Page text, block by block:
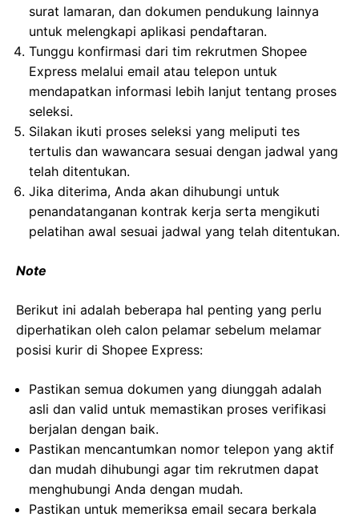
surat lamaran, dan dokumen pendukung lainnya
untuk melengkapi aplikasi pendaftaran.
Tunggu konfirmasi dari tim rekrutmen Shopee
Express melalui email atau telepon untuk
mendapatkan informasi lebih lanjut tentang proses
seleksi.
Silakan ikuti proses seleksi yang meliputi tes
tertulis dan wawancara sesuai dengan jadwal yang
telah ditentukan.
Jika diterima, Anda akan dihubungi untuk
penandatanganan kontrak kerja serta mengikuti
pelatihan awal sesuai jadwal yang telah ditentukan.
Note
Berikut ini adalah beberapa hal penting yang perlu
diperhatikan oleh calon pelamar sebelum melamar
posisi kurir di Shopee Express:
Pastikan semua dokumen yang diunggah adalah
asli dan valid untuk memastikan proses verifikasi
berjalan dengan baik.
Pastikan mencantumkan nomor telepon yang aktif
dan mudah dihubungi agar tim rekrutmen dapat
menghubungi Anda dengan mudah.
Pastikan untuk memeriksa email secara berkala